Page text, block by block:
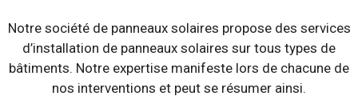
Notre société de panneaux solaires propose des services
d’installation de panneaux solaires sur tous types de
bâtiments. Notre expertise manifeste lors de chacune de
nos interventions et peut se résumer ainsi.